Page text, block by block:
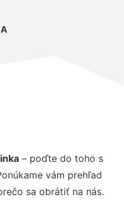
– poďte do toho s
vám prehľad
sa obrátiť na nás.